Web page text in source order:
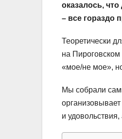
оказалось,
– все гораздо
Теоретически
на Пироговском
«мое/не мое»,
Мы собрали
и